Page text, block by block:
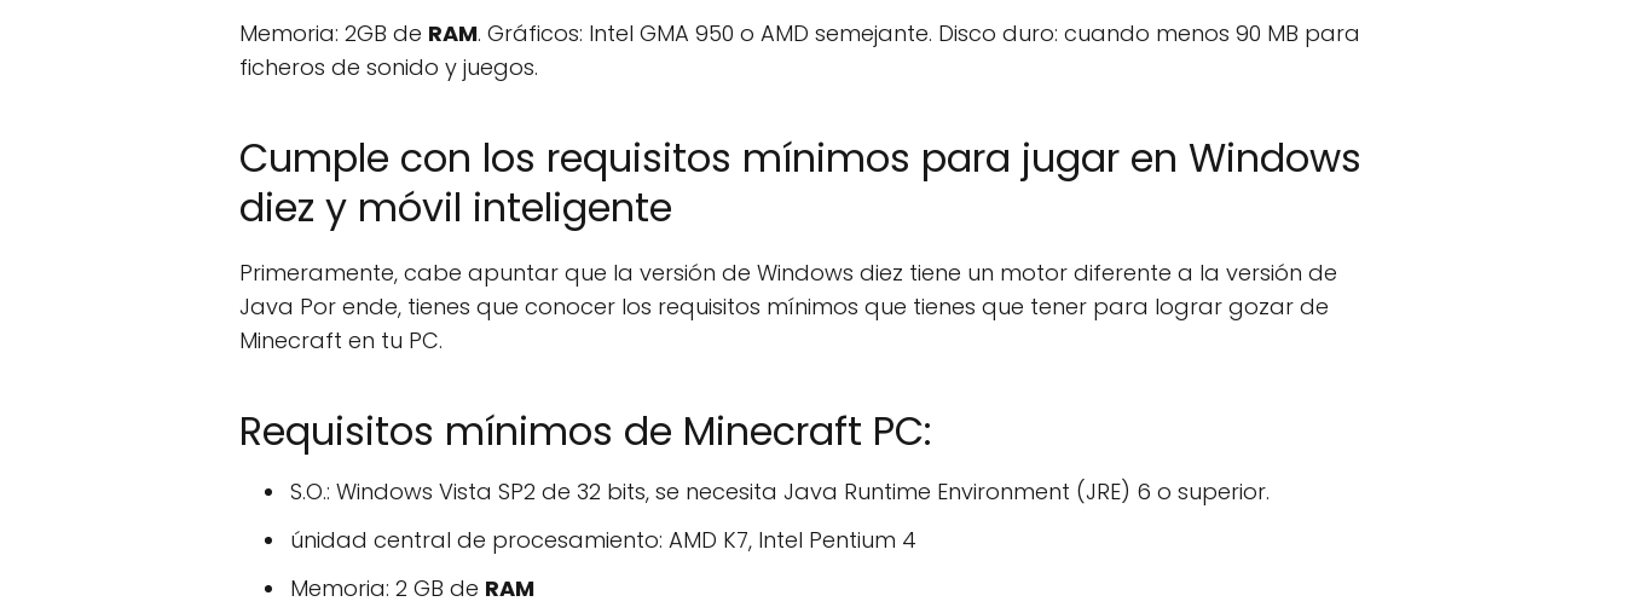
Memoria: 2GB de RAM. Gráficos: Intel GMA 950 o AMD semejante. Disco duro: cuando menos 90 MB para
ficheros de sonido y juegos.
Cumple con los requisitos mínimos para jugar en Windows
diez y móvil inteligente
Primeramente, cabe apuntar que la versión de Windows diez tiene un motor diferente a la versión de
Java Por ende, tienes que conocer los requisitos mínimos que tienes que tener para lograr gozar de
Minecraft en tu PC.
Requisitos mínimos de Minecraft PC:
S.O.: Windows Vista SP2 de 32 bits, se necesita Java Runtime Environment (JRE) 6 o superior.
únidad central de procesamiento: AMD K7, Intel Pentium 4
Memoria: 2 GB de RAM